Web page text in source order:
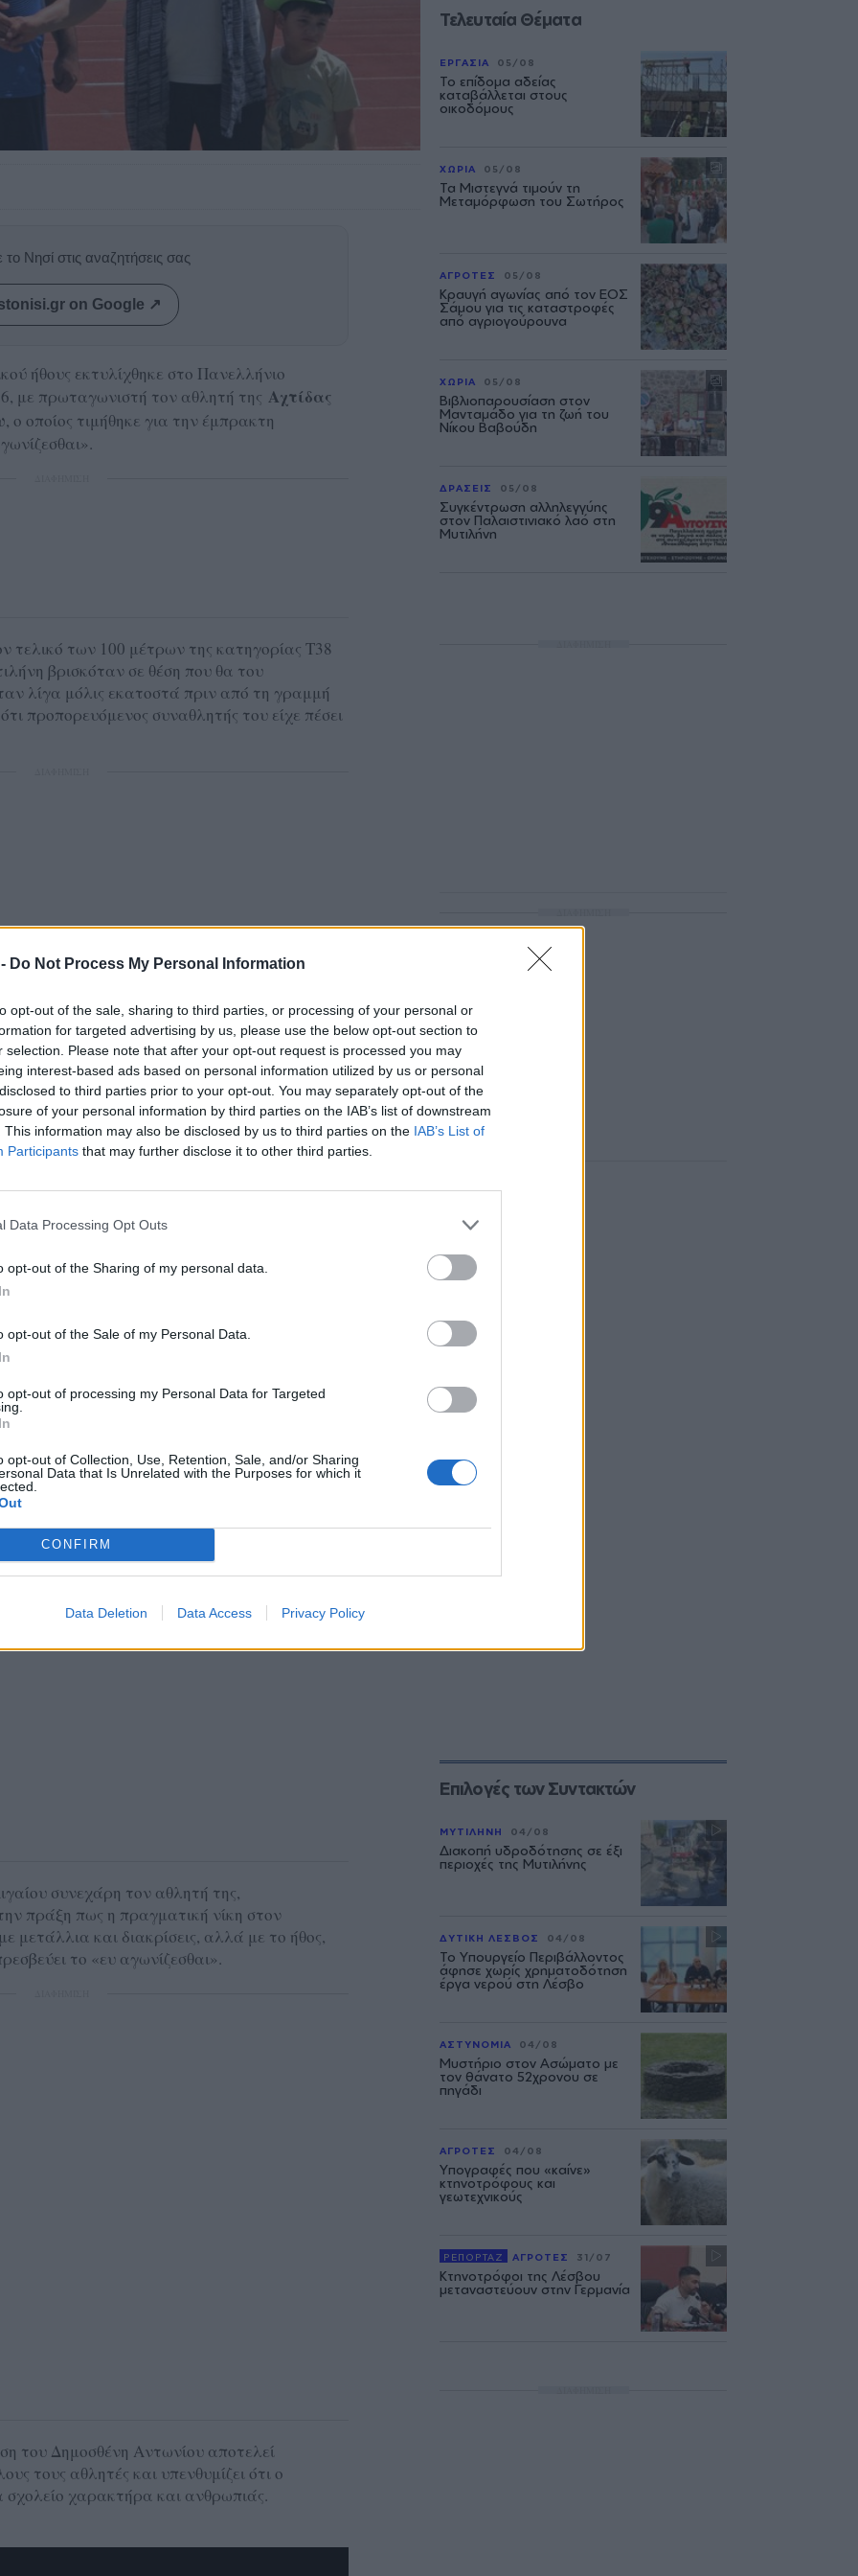
Do Not Process My Personal Information
opt-out of the sale, sharing to third parties, or processing of your personal or
for targeted advertising by us, please use the below opt-out section to
selection. Please note that after your opt-out request is processed you may
interest-based ads based on personal information utilized by us or personal
to third parties prior to your opt-out. You may separately opt-out of the
of your personal information by third parties on the IAB’s list of downstream
This information may also be disclosed by us to third parties on the IAB’s List of
Participants that may further disclose it to other third parties.
Data Processing Opt Outs
opt-out of the Sharing of my personal data.
opt-out of the Sale of my Personal Data.
opt-out of processing my Personal Data for Targeted
opt-out of Collection, Use, Retention, Sale, and/or Sharing
Data that Is Unrelated with the Purposes for which it
CONFIRM
Data Deletion Data Access Privacy Policy
Νησί στις αναζητήσεις σας
on Google ↗
ήθους εκτυλίχθηκε στο Πανελλήνιο
με πρωταγωνιστή τον αθλητή της Αχτίδας
, ο οποίος τιμήθηκε για την έμπρακτη
τελικό των 100 μέτρων της κατηγορίας Τ38
βρισκόταν σε θέση που θα του
λίγα μόλις εκατοστά πριν από τη γραμμή
προπορευόμενος συναθλητής του είχε πέσει
την προσπάθειά του και να
θέτοντας τον σεβασμό προς τον αντίπαλο
Αφού ο συναθλητής του σηκώθηκε,
χειροκρότημα των θεατών και την
αρχής, καθώς η ΕΑΟΜ-ΑμεΑ έκανε ειδική
χαρακτηρίζοντας την πράξη του ως
και αθλητικού πολιτισμού.
συνεχάρη τον αθλητή της,
πράξη πως η πραγματική νίκη στον
μετάλλια και διακρίσεις, αλλά με το ήθος,
το «ευ αγωνίζεσθαι».
του Δημοσθένη Αντωνίου αποτελεί
τους αθλητές και υπενθυμίζει ότι ο
σχολείο χαρακτήρα και ανθρωπιάς.
Τελευταία Θέματα
ΕΡΓΑΣΙΑ 05/08
Το επίδομα αδείας
καταβάλλεται στους
οικοδόμους
ΧΩΡΙΑ 05/08
Τα Μιστεγνά τιμούν τη
Μεταμόρφωση του Σωτήρος
ΑΓΡΟΤΕΣ 05/08
Κραυγή αγωνίας από τον ΕΟΣ
Σάμου για τις καταστροφές
από αγριογούρουνα
ΧΩΡΙΑ 05/08
Βιβλιοπαρουσίαση στον
Μανταμάδο για τη ζωή του
Νίκου Βαβούδη
ΔΡΑΣΕΙΣ 05/08
Συγκέντρωση αλληλεγγύης
στον Παλαιστινιακό λαό στη
Μυτιλήνη
Επιλογές των Συντακτών
ΜΥΤΙΛΗΝΗ 04/08
Διακοπή υδροδότησης σε έξι
περιοχές της Μυτιλήνης
ΔΥΤΙΚΗ ΛΕΣΒΟΣ 04/08
Το Υπουργείο Περιβάλλοντος
άφησε χωρίς χρηματοδότηση
έργα νερού στη Λέσβο
ΑΣΤΥΝΟΜΙΑ 04/08
Μυστήριο στον Ασώματο με
τον θάνατο 52χρονου σε
πηγάδι
ΑΓΡΟΤΕΣ 04/08
Υπογραφές που «καίνε»
κτηνοτρόφους και
γεωτεχνικούς
ΡΕΠΟΡΤΑΖ ΑΓΡΟΤΕΣ 31/07
Κτηνοτρόφοι της Λέσβου
μεταναστεύουν στην Γερμανία